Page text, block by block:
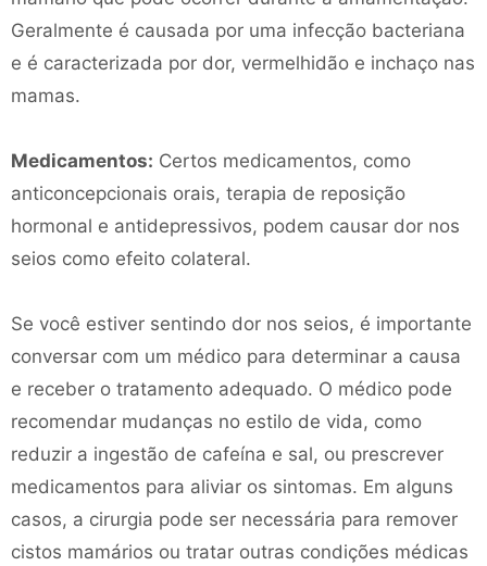
Geralmente é causada por uma infecção bacteriana
e é caracterizada por dor, vermelhidão e inchaço nas
mamas.
Medicamentos: Certos medicamentos, como
anticoncepcionais orais, terapia de reposição
hormonal e antidepressivos, podem causar dor nos
seios como efeito colateral.
Se você estiver sentindo dor nos seios, é importante
conversar com um médico para determinar a causa
e receber o tratamento adequado. O médico pode
recomendar mudanças no estilo de vida, como
reduzir a ingestão de cafeína e sal, ou prescrever
medicamentos para aliviar os sintomas. Em alguns
casos, a cirurgia pode ser necessária para remover
cistos mamários ou tratar outras condições médicas